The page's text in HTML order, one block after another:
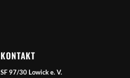
KONTAKT
SF 97/30 Lowick e. V.